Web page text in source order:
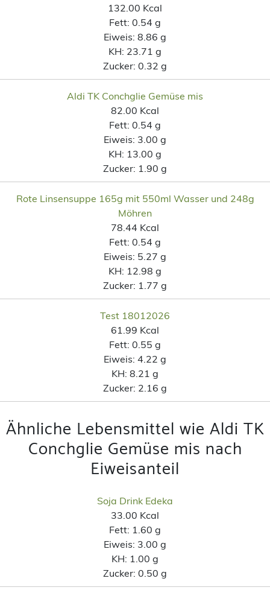
132.00 Kcal
Fett: 0.54 g
Eiweis: 8.86 g
KH: 23.71 g
Zucker: 0.32 g
Aldi TK Conchglie Gemüse mis
82.00 Kcal
Fett: 0.54 g
Eiweis: 3.00 g
KH: 13.00 g
Zucker: 1.90 g
Rote Linsensuppe 165g mit 550ml Wasser und 248g
Möhren
78.44 Kcal
Fett: 0.54 g
Eiweis: 5.27 g
KH: 12.98 g
Zucker: 1.77 g
Test 18012026
61.99 Kcal
Fett: 0.55 g
Eiweis: 4.22 g
KH: 8.21 g
Zucker: 2.16 g
Ähnliche Lebensmittel wie Aldi TK
Conchglie Gemüse mis nach
Eiweisanteil
Soja Drink Edeka
33.00 Kcal
Fett: 1.60 g
Eiweis: 3.00 g
KH: 1.00 g
Zucker: 0.50 g